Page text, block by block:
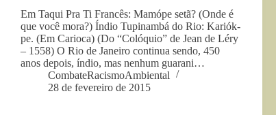
Em Taqui Pra Ti Francês: Mamópe setã? (Onde é
que você mora?) Índio Tupinambá do Rio: Kariók-
pe. (Em Carioca) (Do “Colóquio” de Jean de Léry
– 1558) O Rio de Janeiro continua sendo, 450
anos depois, índio, mas nenhum guarani…
CombateRacismoAmbiental
28 de fevereiro de 2015